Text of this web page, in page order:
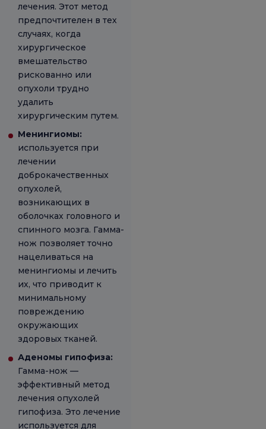
лечения. Этот метод
предпочтителен в тех
случаях, когда
хирургическое
вмешательство
рискованно или
опухоли трудно
удалить
хирургическим путем.
Менингиомы:
используется при
лечении
доброкачественных
опухолей,
возникающих в
оболочках головного и
спинного мозга. Гамма-
нож позволяет точно
нацеливаться на
менингиомы и лечить
их, что приводит к
минимальному
повреждению
окружающих
здоровых тканей.
Аденомы гипофиза:
Гамма-нож —
эффективный метод
лечения опухолей
гипофиза. Это лечение
используется для